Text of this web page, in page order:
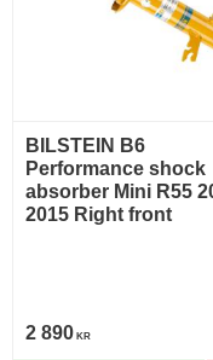
BILSTEIN B6
Performance shock
absorber Mini R55
2015 Right front
2 890 KR